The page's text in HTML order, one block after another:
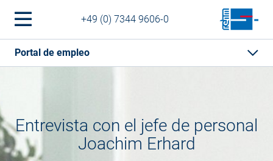
+49 (0) 7344 9606-0
Portal de empleo
Entrevista con el jefe de personal
Joachim Erhard